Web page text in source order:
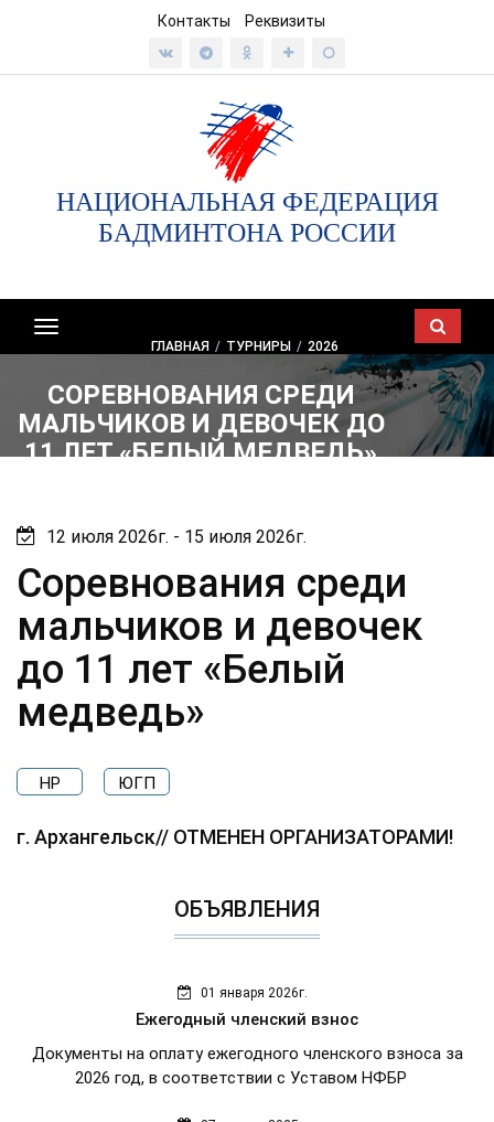
Контакты Реквизиты
НАЦИОНАЛЬНАЯ ФЕДЕРАЦИЯ
БАДМИНТОНА РОССИИ
Показать/
скрыть
ГЛАВНАЯ / ТУРНИРЫ / 2026
СОРЕВНОВАНИЯ СРЕДИ
МАЛЬЧИКОВ И ДЕВОЧЕК ДО
11 ЛЕТ «БЕЛЫЙ МЕДВЕДЬ»
12 июля 2026г. - 15 июля 2026г.
Соревнования среди
мальчиков и девочек
до 11 лет «Белый
медведь»
НР ЮГП
г. Архангельск// ОТМЕНЕН ОРГАНИЗАТОРАМИ!
ОБЪЯВЛЕНИЯ
01 января 2026г.
Ежегодный членский взнос
Документы на оплату ежегодного членского взноса за
2026 год, в соответствии с Уставом НФБР